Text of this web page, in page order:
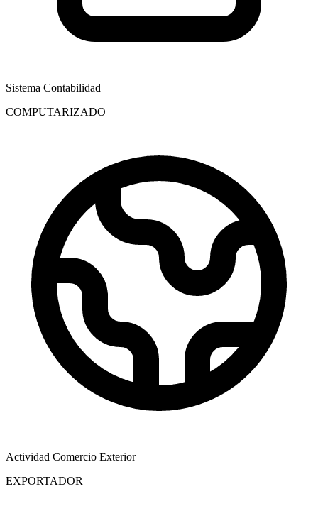
Sistema Contabilidad
COMPUTARIZADO
Actividad Comercio Exterior
EXPORTADOR